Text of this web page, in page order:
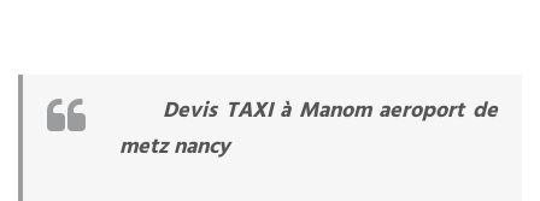
Devis TAXI à Manom aeroport de
metz nancy